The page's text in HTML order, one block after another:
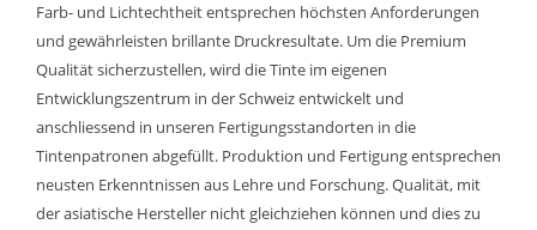
Farb- und Lichtechtheit entsprechen höchsten Anforderungen
und gewährleisten brillante Druckresultate. Um die Premium
Qualität sicherzustellen, wird die Tinte im eigenen
Entwicklungszentrum in der Schweiz entwickelt und
anschliessend in unseren Fertigungsstandorten in die
Tintenpatronen abgefüllt. Produktion und Fertigung entsprechen
neusten Erkenntnissen aus Lehre und Forschung. Qualität, mit
der asiatische Hersteller nicht gleichziehen können und dies zu